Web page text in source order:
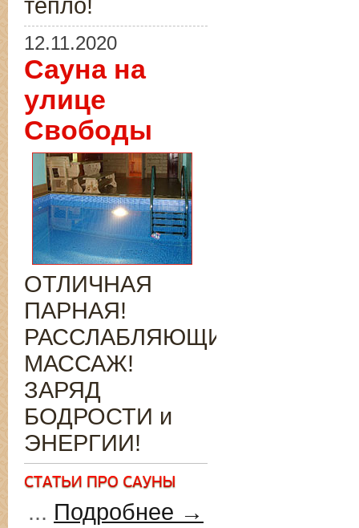
тепло!
12.11.2020
Сауна на
улице
Свободы
ОТЛИЧНАЯ
ПАРНАЯ!
РАССЛАБЛЯЮЩИЙ
МАССАЖ!
ЗАРЯД
БОДРОСТИ и
ЭНЕРГИИ!
... Подробнее →